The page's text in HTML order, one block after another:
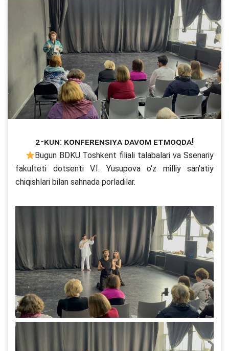
2-kun: Konferensiya davom etmoqda!
Bugun BDKU Toshkent filiali talabalari va Ssenariy
fakulteti dotsenti V.I. Yusupova o‘z milliy san’atiy
chiqishlari bilan sahnada porladilar.